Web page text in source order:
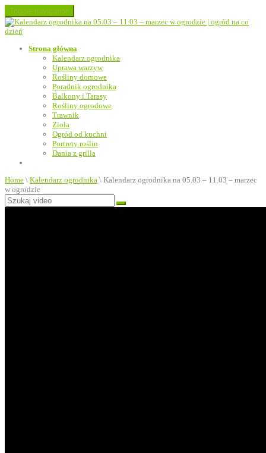
Toggle navigation
Strona główna
Kalendarz ogrodnika
Uprawa warzyw
Rośliny domowe
Poradnik ogrodnika
Balkony i Tarasy
Rośliny ogrodowe
Trawnik
Zioła
Ogród od kuchni
Portrety roślin
Dania z grilla
Home \ Kalendarz ogrodnika \ Kalendarz ogrodnika na 05.03 – 11.03 – marzec
w ogrodzie